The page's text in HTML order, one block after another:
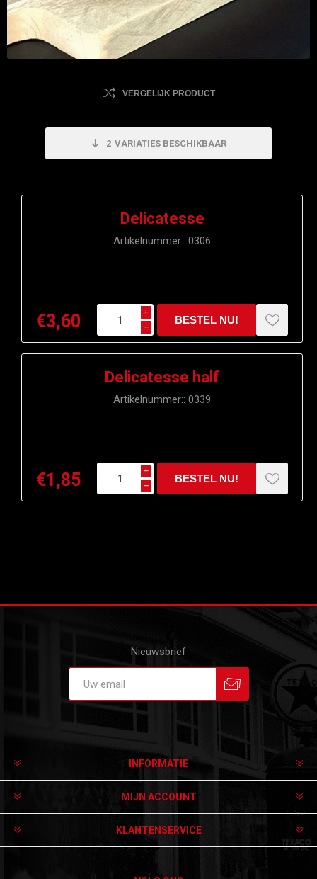
VERGELIJK PRODUCT
2 VARIATIES BESCHIKBAAR
Delicatesse
Artikelnummer:: 0306
€3,60 i
h
Delicatesse half
Artikelnummer:: 0339
€1,85 i
h
Nieuwsbrief
INFORMATIE
MIJN ACCOUNT
KLANTENSERVICE